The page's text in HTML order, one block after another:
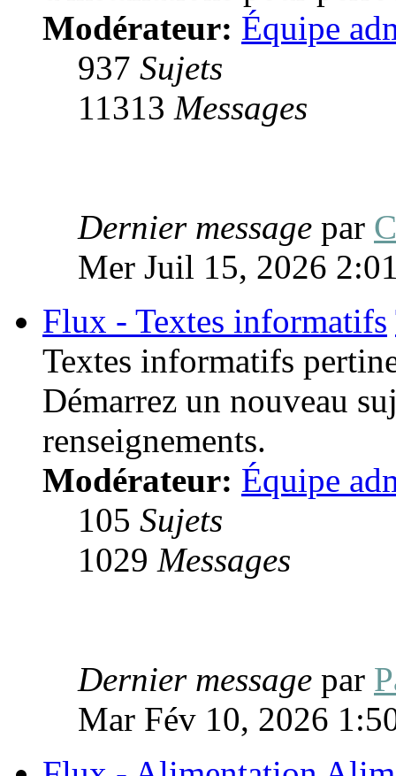
Modérateur: Équipe
937 Sujets
11313 Messages
Dernier message par
Mer Juil 15, 2026
Flux - Textes informatifs
Textes informatifs
Démarrez un nouveau
renseignements.
Modérateur: Équipe
105 Sujets
1029 Messages
Dernier message par
Mar Fév 10, 2026